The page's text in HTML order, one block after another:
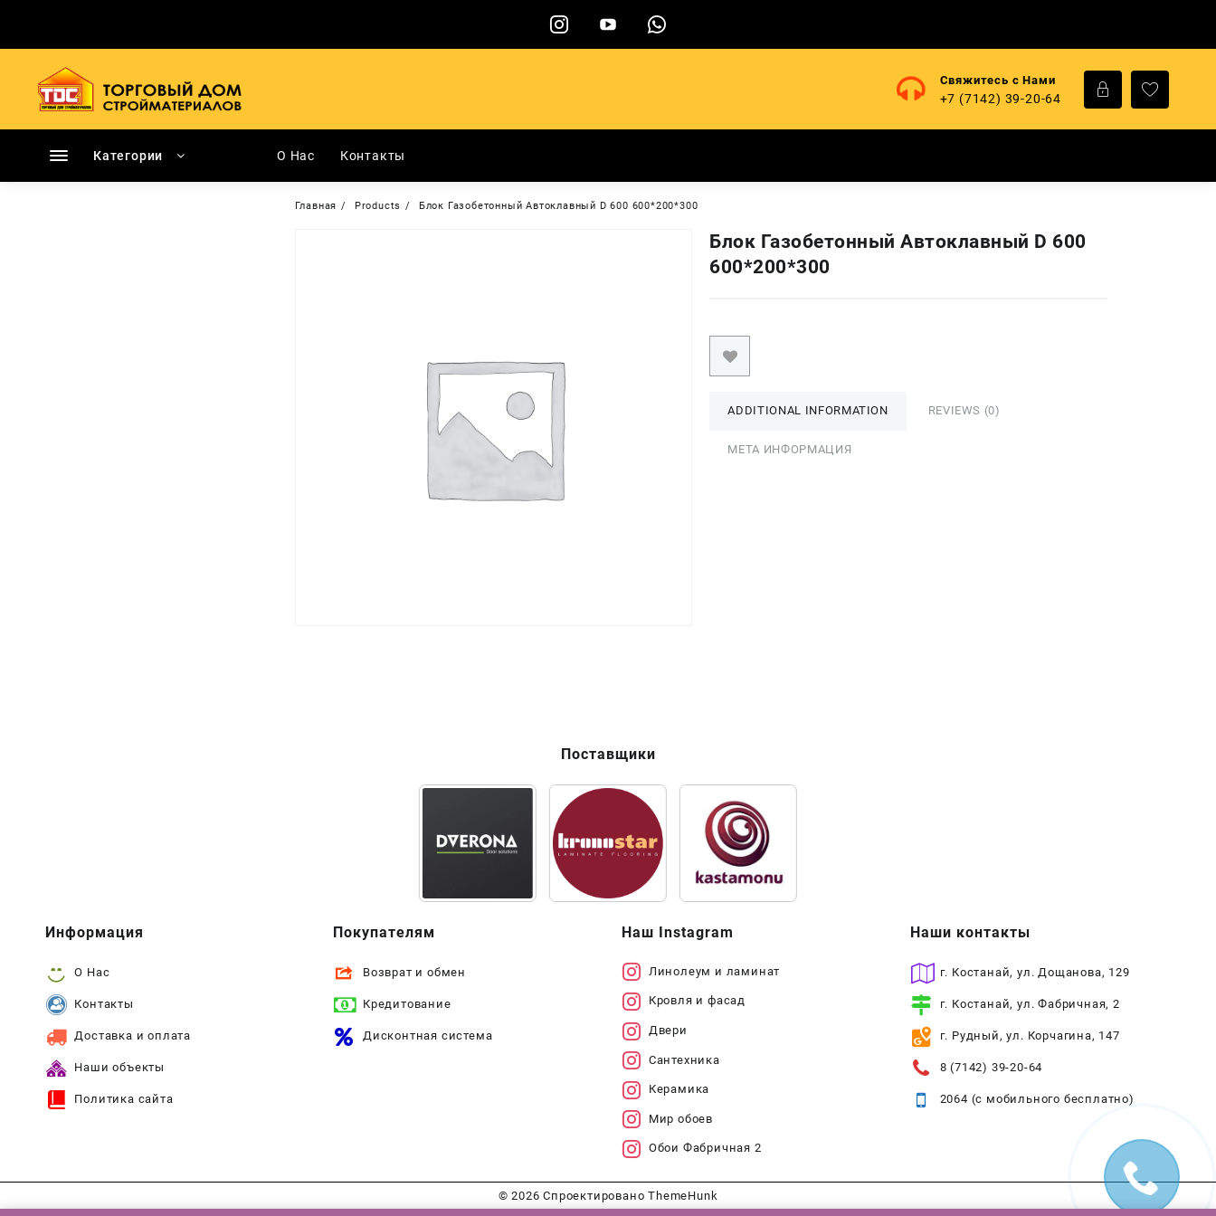
содержимому
Свяжитесь с Нами
+7 (7142) 39-20-64
Категории О Нас Контакты
Главная Products Блок Газобетонный Автоклавный D 600 600*200*300
Блок Газобетонный Автоклавный D 600
600*200*300
ADDITIONAL INFORMATION REVIEWS (0)
МЕТА ИНФОРМАЦИЯ
Поставщики
Информация
О Нас
Контакты
Доставка и оплата
Наши объекты
Политика сайта
Покупателям
Возврат и обмен
Кредитование
Дисконтная система
Наш Instagram
Линолеум и ламинат
Кровля и фасад
Двери
Сантехника
Керамика
Мир обоев
Обои Фабричная 2
Наши контакты
г. Костанай, ул. Дощанова, 129
г. Костанай, ул. Фабричная, 2
г. Рудный, ул. Корчагина, 147
8 (7142) 39-20-64
2064 (с мобильного бесплатно)
© 2026Спроектировано ThemeHunk